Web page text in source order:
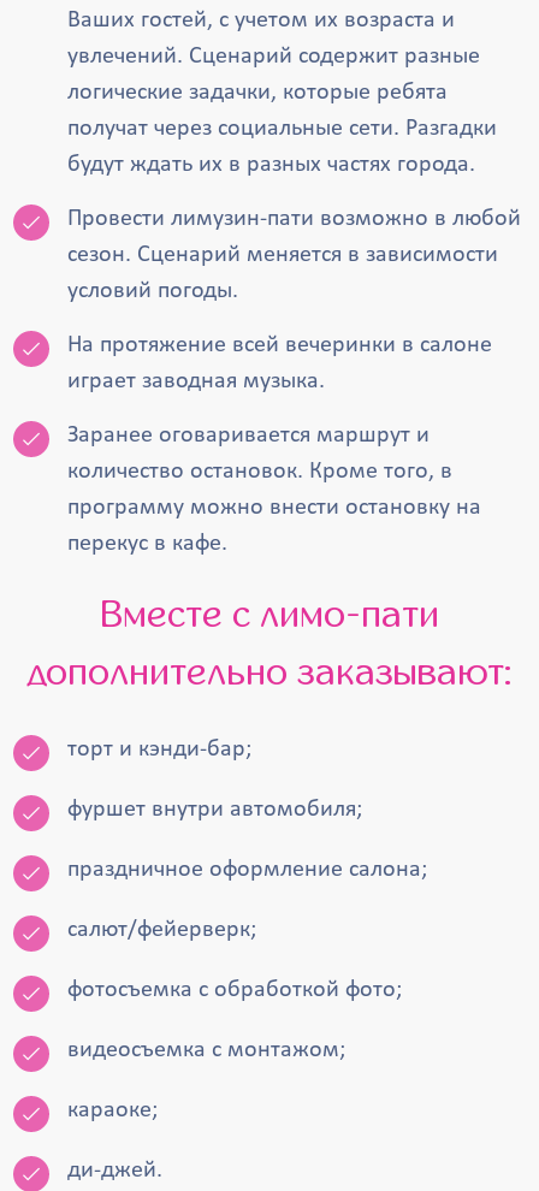
Ваших гостей, с учетом их возраста и
увлечений. Сценарий содержит разные
логические задачки, которые ребята
получат через социальные сети. Разгадки
будут ждать их в разных частях города.
Провести лимузин-пати возможно в любой
сезон. Сценарий меняется в зависимости
условий погоды.
На протяжение всей вечеринки в салоне
играет заводная музыка.
Заранее оговаривается маршрут и
количество остановок. Кроме того, в
программу можно внести остановку на
перекус в кафе.
Вместе с лимо-пати
дополнительно заказывают:
торт и кэнди-бар;
фуршет внутри автомобиля;
праздничное оформление салона;
салют/фейерверк;
фотосъемка с обработкой фото;
видеосъемка с монтажом;
караоке;
ди-джей.